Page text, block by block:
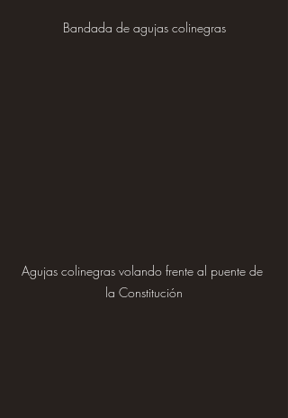
Bandada de agujas colinegras
Agujas colinegras volando frente al puente de
la Constitución